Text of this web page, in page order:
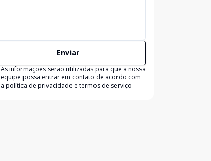
Enviar
As informações serão utilizadas para que a nossa
equipe possa entrar em contato de acordo com
a política de privacidade e termos de serviço